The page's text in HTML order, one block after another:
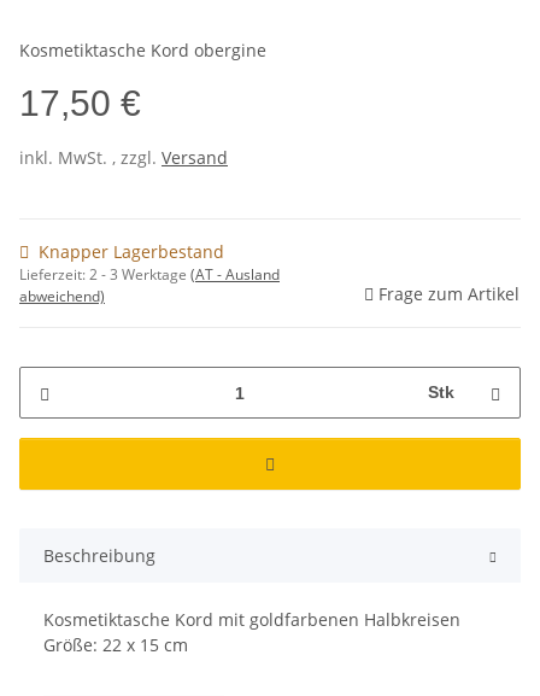
Kosmetiktasche Kord obergine
17,50 €
inkl. MwSt. , zzgl. Versand
Knapper Lagerbestand
Lieferzeit:2 - 3 Werktage (AT - Ausland
abweichend)
Frage zum Artikel
Stk
Beschreibung
Kosmetiktasche Kord mit goldfarbenen Halbkreisen
Größe: 22 x 15 cm